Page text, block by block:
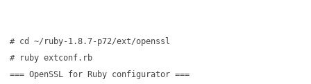
# cd ~/ruby-1.8.7-p72/ext/openssl
# ruby extconf.rb
=== OpenSSL for Ruby configurator ===